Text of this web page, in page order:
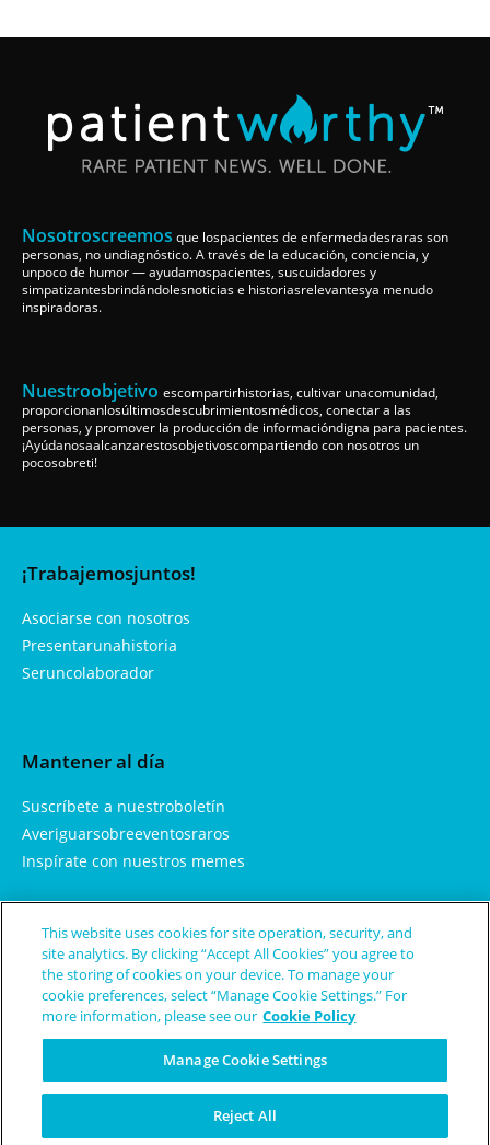
Nosotroscreemos que lospacientes de enfermedadesraras son
personas, no undiagnóstico. A través de la educación, conciencia, y
unpoco de humor — ayudamospacientes, suscuidadores y
simpatizantesbrindándolesnoticias e historiasrelevantesya menudo
inspiradoras.
Nuestroobjetivo escompartirhistorias, cultivar unacomunidad,
proporcionanlosúltimosdescubrimientosmédicos, conectar a las
personas, y promover la producción de informacióndigna para pacientes.
¡Ayúdanosaalcanzarestosobjetivoscompartiendo con nosotros un
pocosobreti!
¡Trabajemosjuntos!
Asociarse con nosotros
Presentarunahistoria
Seruncolaborador
Mantener al día
Suscríbete a nuestroboletín
Averiguarsobreeventosraros
Inspírate con nuestros memes
Aprendemás
Sobrenosotros
Enfermedades y condicionesraras
Política de privacidad
This website uses cookies for site operation, security, and
site analytics. By clicking “Accept All Cookies” you agree to
the storing of cookies on your device. To manage your
cookie preferences, select “Manage Cookie Settings.” For
more information, please see our Cookie Policy
Manage Cookie Settings
Reject All